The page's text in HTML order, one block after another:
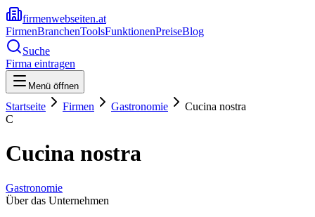
firmenwebseiten.at
FirmenBranchenToolsFunktionenPreiseBlog
Suche
Firma eintragen
Menü öffnen
Startseite Firmen Gastronomie
Cucina nostra
C
Cucina nostra
Gastronomie
Über das Unternehmen